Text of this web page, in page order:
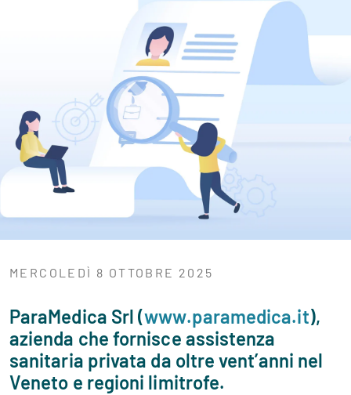
MERCOLEDÌ 8 OTTOBRE 2025
ParaMedica Srl (www.paramedica.it),
azienda che fornisce assistenza
sanitaria privata da oltre vent’anni nel
Veneto e regioni limitrofe.